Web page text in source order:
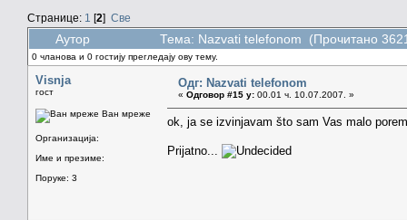
Странице: 1 [2] Све
Аутор Тема: Nazvati telefonom (Прочитано
0 чланова и 0 гостију прегледају ову тему.
Visnja
гост
Ван мреже
Организација:
Име и презиме:
Поруке: 3
Одг: Nazvati telefonom
« Одговор #15 у: 00.01 ч. 10.07.2007. »
ok, ja se izvinjavam što sam Vas malo
Prijatno...